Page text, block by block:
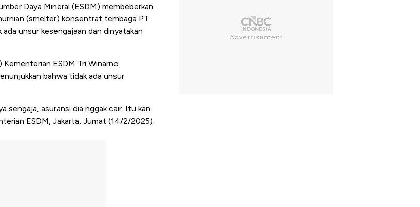
Daya Mineral (ESDM) membeberkan
(smelter) konsentrat tembaga PT
unsur kesengajaan dan dinyatakan
ESDM Tri Winarno
bahwa tidak ada unsur
sengaja, asuransi dia nggak cair. Itu kan
ESDM, Jakarta, Jumat (14/2/2025).